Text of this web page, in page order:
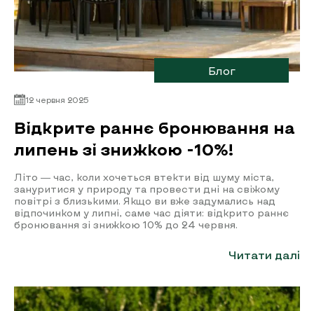
Блог
12 червня 2025
Відкрите раннє бронювання на
липень зі знижкою -10%!
Літо — час, коли хочеться втекти від шуму міста,
зануритися у природу та провести дні на свіжому
повітрі з близькими. Якщо ви вже задумались над
відпочинком у липні, саме час діяти: відкрито раннє
бронювання зі знижкою 10% до 24 червня.
Читати далі